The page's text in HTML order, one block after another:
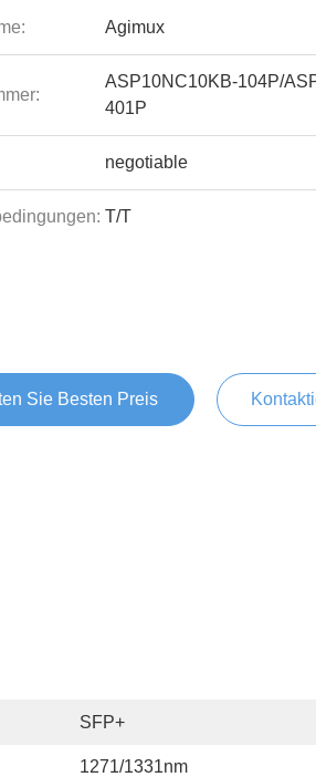
Agimux
ASP10NC10KB-104P/
401P
negotiable
T/T
Sie Besten Preis
SFP+
1271/1331nm